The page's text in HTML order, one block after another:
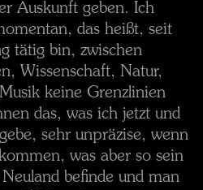
Auskunft geben. Ich
das heißt, seit
tätig bin, zwischen
Wissenschaft, Natur,
keine Grenzlinien
das, was ich jetzt und
sehr unpräzise, wenn
was aber so sein
befinde und man